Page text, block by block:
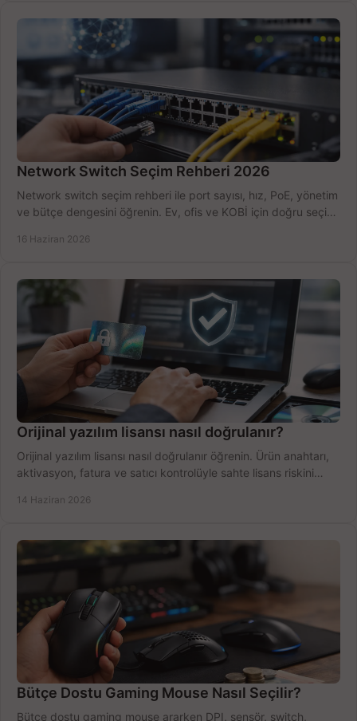
Network Switch Seçim Rehberi 2026
Network switch seçim rehberi ile port sayısı, hız, PoE, yönetim
ve bütçe dengesini öğrenin. Ev, ofis ve KOBİ için doğru seçimi
16 Haziran 2026
Orijinal yazılım lisansı nasıl doğrulanır?
Orijinal yazılım lisansı nasıl doğrulanır öğrenin. Ürün anahtarı,
aktivasyon, fatura ve satıcı kontrolüyle sahte lisans riskini
14 Haziran 2026
Bütçe Dostu Gaming Mouse Nasıl Seçilir?
Bütçe dostu gaming mouse ararken DPI, sensör, switch,